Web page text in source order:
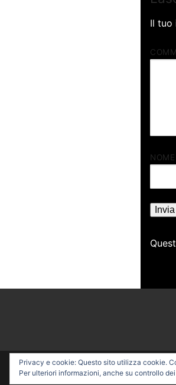
Il tuo
NOME
Privacy e cookie: Questo sito utilizza cookie.
Per ulteriori informazioni, anche su controllo